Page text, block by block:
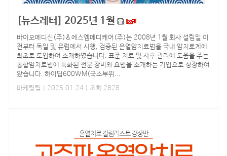
[뉴스레터] 2025년 1월
바이오메디신(주)&에스엠메디케어(주)는 2008년 1월 회사 설립일 이
전부터 독일 및 유럽에서 시행, 검증된 온열암치료법을 국내 암치료계에
최초로 도입하여 소개하였습니다. 표준 치료 및 사후 관리에 도움을 주는
통합암치료법에 특화된 전문 장비와 요법을 소개하는 기업으로 성장하여
왔습니다. 하이딥600WM(국소부위...
마케팅팀
| 2025.01.24 | 조회 2828